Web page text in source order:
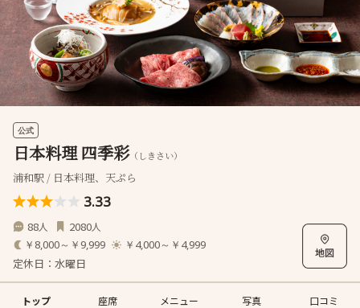
公式
日本料理 四季彩（しきさい）
浦和駅 / 日本料理、天ぷら
3.33
88人 2080人
￥8,000～￥9,999 ￥4,000～￥4,999
定休日：水曜日
トップ 座席 メニュー 写真 口コミ